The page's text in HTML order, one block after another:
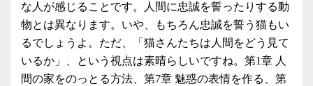
な人が感じることです。人間に忠誠を誓ったりする動
物とは異なります。いや、もちろん忠誠を誓う猫もい
るでしょうよ。ただ、「猫さんたちは人間をどう見て
いるか」、という視点は素晴らしいですね。第1章 人
間の家をのっとる方法、第7章 魅惑の表情を作る、第